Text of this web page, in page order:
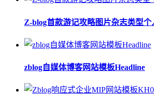
Z-blog首款游记攻略图片杂志类型个
zblog自媒体博客网站模板Headline